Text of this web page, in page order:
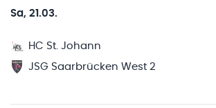
Sa, 21.03.
HC St. Johann
JSG Saarbrücken West 2